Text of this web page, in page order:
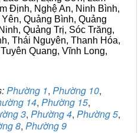
Định, Nghệ An, Ninh Bình,
Quảng Bình, Quảng
Quảng Trị, Sóc Trăng,
Thái Nguyên, Thanh Hóa,
Quang, Vĩnh Long,
Phường 1, Phường 10,
14, Phường 15,
3, Phường 4, Phường 5,
8, Phường 9